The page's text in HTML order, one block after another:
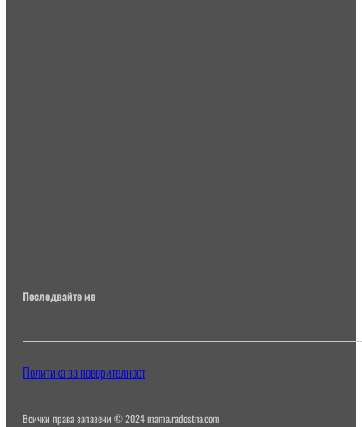
Последвайте ме
Всички права запазени © 2024 mama.radostna.com
Политика за поверителност